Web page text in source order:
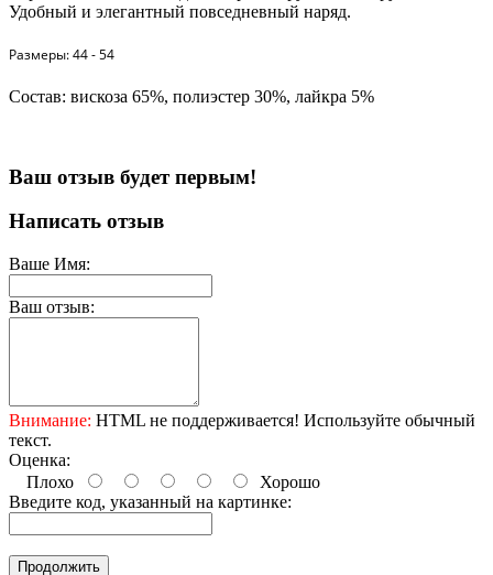
Удобный и элегантный повседневный наряд.
Размеры: 44 - 54
Состав: вискоза 65%, полиэстер 30%, лайкра 5%
Ваш отзыв будет первым!
Написать отзыв
Ваше Имя:
Ваш отзыв:
Внимание: HTML не поддерживается! Используйте обычный
текст.
Оценка:
Плохо
Хорошо
Введите код, указанный на картинке:
Продолжить